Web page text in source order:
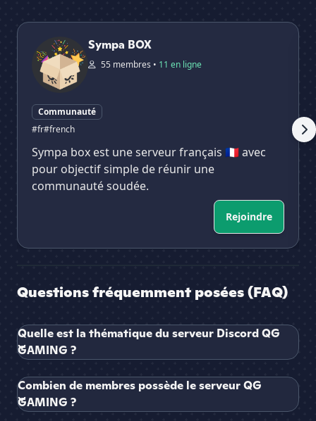
Sympa BOX
Sympa BOX
55 membres • 11 en ligne
Communauté
#fr#french
Sympa box est une serveur français 🇨🇵 avec
pour objectif simple de réunir une
communauté soudée.
Rejoindre
Questions fréquemment posées (FAQ)
Quelle est la thématique du serveur Discord QG
GAMING ?
Combien de membres possède le serveur QG
GAMING ?